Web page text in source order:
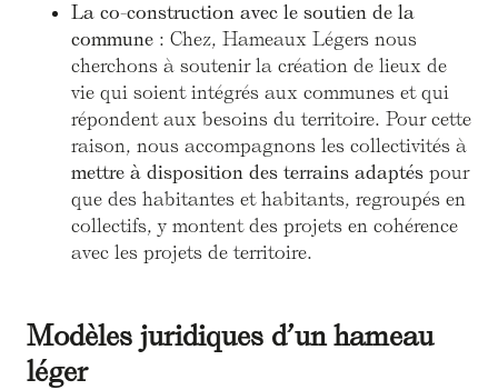
La co-construction avec le soutien de la
commune : Chez, Hameaux Légers nous
cherchons à soutenir la création de lieux de
vie qui soient intégrés aux communes et qui
répondent aux besoins du territoire. Pour cette
raison, nous accompagnons les collectivités à
mettre à disposition des terrains adaptés pour
que des habitantes et habitants, regroupés en
collectifs, y montent des projets en cohérence
avec les projets de territoire.
Modèles juridiques d’un hameau
léger